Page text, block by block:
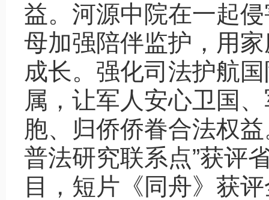
益。河源中院在一起
母加强陪伴监护，用
成长。强化司法护航
属，让军人安心卫国
胞、归侨侨眷合法权
普法研究联系点”获评
目，短片《同舟》获